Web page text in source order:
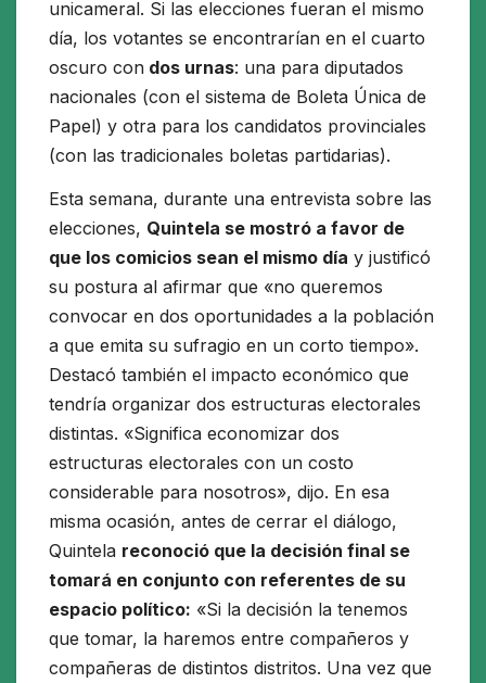
unicameral. Si las elecciones fueran el mismo
día, los votantes se encontrarían en el cuarto
oscuro con dos urnas: una para diputados
nacionales (con el sistema de Boleta Única de
Papel) y otra para los candidatos provinciales
(con las tradicionales boletas partidarias).
Esta semana, durante una entrevista sobre las
elecciones, Quintela se mostró a favor de
que los comicios sean el mismo día y justificó
su postura al afirmar que «no queremos
convocar en dos oportunidades a la población
a que emita su sufragio en un corto tiempo».
Destacó también el impacto económico que
tendría organizar dos estructuras electorales
distintas. «Significa economizar dos
estructuras electorales con un costo
considerable para nosotros», dijo. En esa
misma ocasión, antes de cerrar el diálogo,
Quintela reconoció que la decisión final se
tomará en conjunto con referentes de su
espacio político: «Si la decisión la tenemos
que tomar, la haremos entre compañeros y
compañeras de distintos distritos. Una vez que